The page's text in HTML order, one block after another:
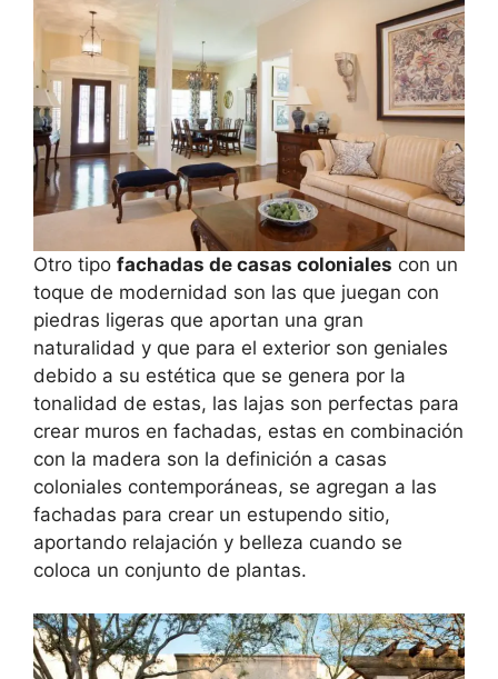
Otro tipo fachadas de casas coloniales con un
toque de modernidad son las que juegan con
piedras ligeras que aportan una gran
naturalidad y que para el exterior son geniales
debido a su estética que se genera por la
tonalidad de estas, las lajas son perfectas para
crear muros en fachadas, estas en combinación
con la madera son la definición a casas
coloniales contemporáneas, se agregan a las
fachadas para crear un estupendo sitio,
aportando relajación y belleza cuando se
coloca un conjunto de plantas.